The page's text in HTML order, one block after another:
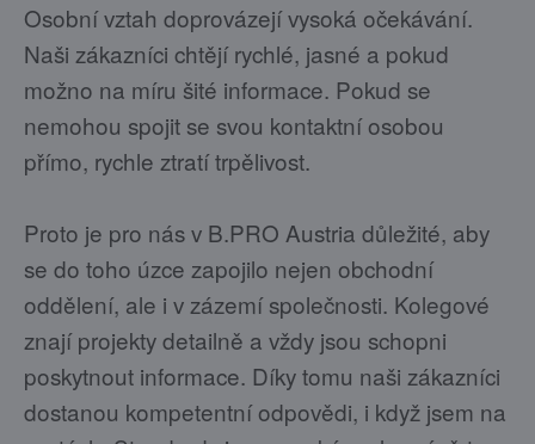
Osobní vztah doprovázejí vysoká očekávání.
Naši zákazníci chtějí rychlé, jasné a pokud
možno na míru šité informace. Pokud se
nemohou spojit se svou kontaktní osobou
přímo, rychle ztratí trpělivost.
Proto je pro nás v B.PRO Austria důležité, aby
se do toho úzce zapojilo nejen obchodní
oddělení, ale i v zázemí společnosti. Kolegové
znají projekty detailně a vždy jsou schopni
poskytnout informace. Díky tomu naši zákazníci
dostanou kompetentní odpovědi, i když jsem na